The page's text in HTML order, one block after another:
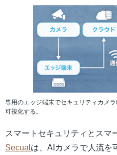
専用のエッジ端末でセキュリティカメ
可視化する。
スマートセキュリティとスマ
Secual は、AIカメラで人流を